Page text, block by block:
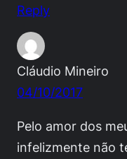
Reply
Cláudio Mineiro
04/10/2017
Pelo amor dos
infelizmente não